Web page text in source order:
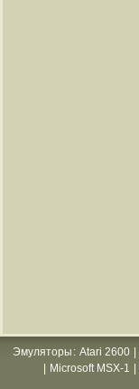
Эмуляторы : Atari 2600
Microsoft MSX-1